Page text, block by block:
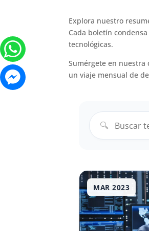
Explora nuestro
Cada boletín
tecnológicas.
Sumérgete en nuestra
un viaje mensual de
🔍
MAR 2023